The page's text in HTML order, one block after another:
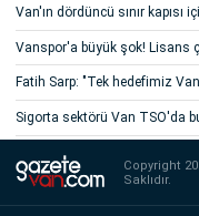
Van'ın dördüncü sınır
Vanspor'a büyük şok! Lisans
Fatih Sarp: "Tek hedefimiz
Sigorta sektörü Van TSO'da
Copyright
Saklıdır.